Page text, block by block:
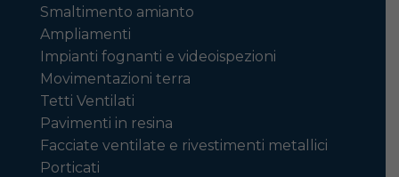
Smaltimento amianto
Ampliamenti
Impianti fognanti e videoispezioni
Movimentazioni terra
Tetti Ventilati
Pavimenti in resina
Facciate ventilate e rivestimenti metallici
Porticati